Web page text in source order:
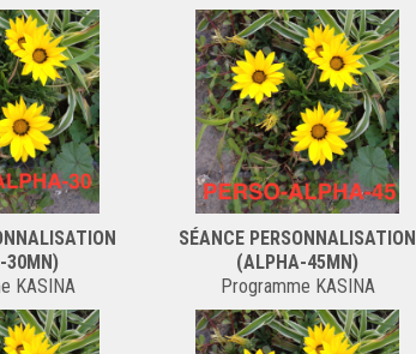
30MN)
KASINA
SÉANCE PERSONNALISATION
(ALPHA-45MN)
Programme KASINA